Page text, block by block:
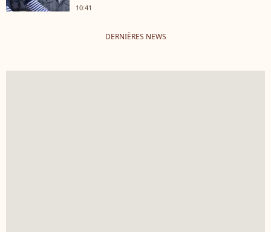
10:41
DERNIÈRES NEWS